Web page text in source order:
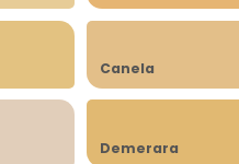
Canela
Demerara